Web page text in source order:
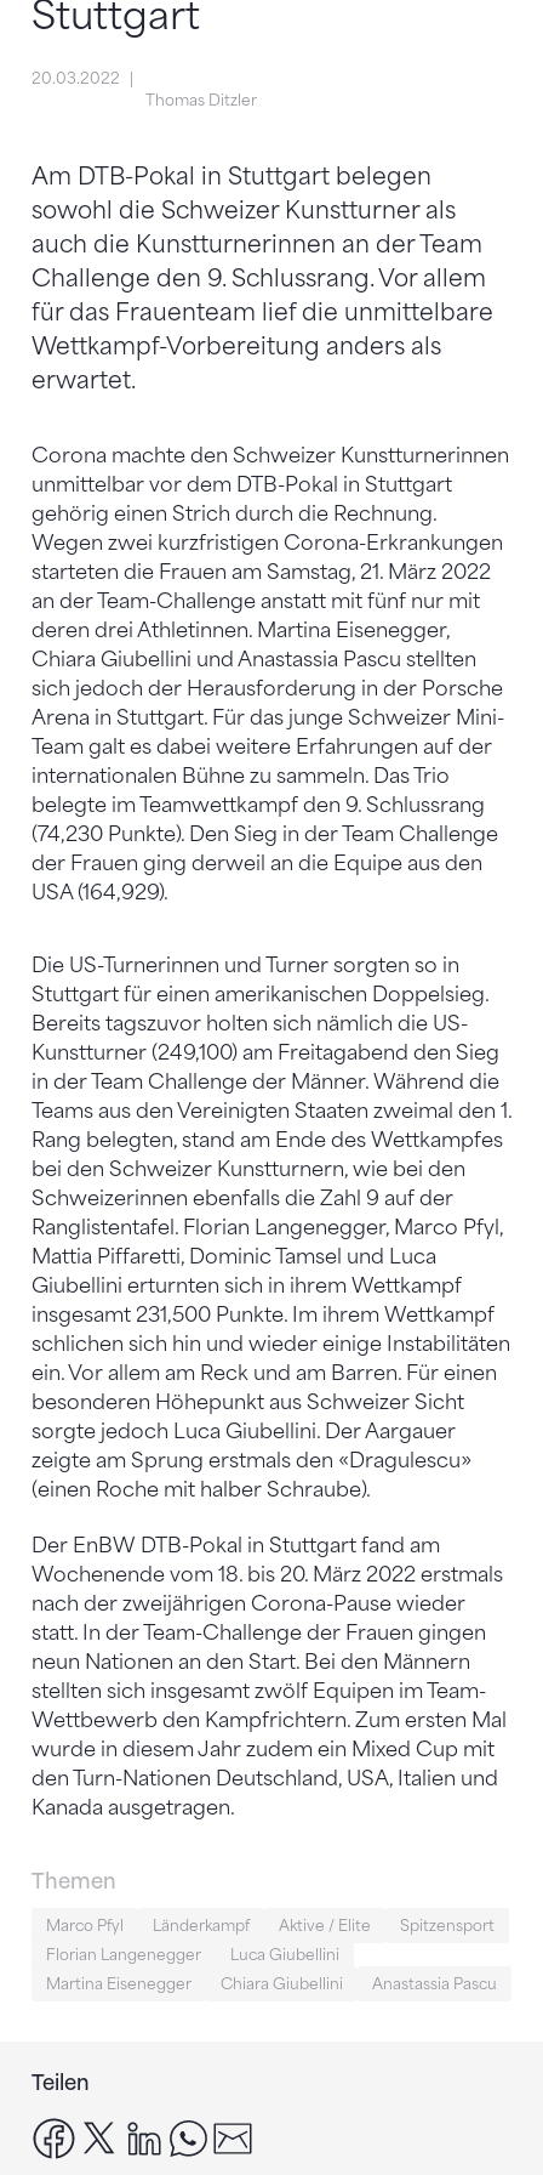
Stuttgart
20.03.2022
Thomas Ditzler
Am DTB-Pokal in Stuttgart belegen
sowohl die Schweizer Kunstturner als
auch die Kunstturnerinnen an der Team
Challenge den 9. Schlussrang. Vor allem
für das Frauenteam lief die unmittelbare
Wettkampf-Vorbereitung anders als
erwartet.
Corona machte den Schweizer Kunstturnerinnen
unmittelbar vor dem DTB-Pokal in Stuttgart
gehörig einen Strich durch die Rechnung.
Wegen zwei kurzfristigen Corona-Erkrankungen
starteten die Frauen am Samstag, 21. März 2022
an der Team-Challenge anstatt mit fünf nur mit
deren drei Athletinnen. Martina Eisenegger,
Chiara Giubellini und Anastassia Pascu stellten
sich jedoch der Herausforderung in der Porsche
Arena in Stuttgart. Für das junge Schweizer Mini-
Team galt es dabei weitere Erfahrungen auf der
internationalen Bühne zu sammeln. Das Trio
belegte im Teamwettkampf den 9. Schlussrang
(74,230 Punkte). Den Sieg in der Team Challenge
der Frauen ging derweil an die Equipe aus den
USA (164,929).
Die US-Turnerinnen und Turner sorgten so in
Stuttgart für einen amerikanischen Doppelsieg.
Bereits tagszuvor holten sich nämlich die US-
Kunstturner (249,100) am Freitagabend den Sieg
in der Team Challenge der Männer. Während die
Teams aus den Vereinigten Staaten zweimal den 1.
Rang belegten, stand am Ende des Wettkampfes
bei den Schweizer Kunstturnern, wie bei den
Schweizerinnen ebenfalls die Zahl 9 auf der
Ranglistentafel. Florian Langenegger, Marco Pfyl,
Mattia Piffaretti, Dominic Tamsel und Luca
Giubellini erturnten sich in ihrem Wettkampf
insgesamt 231,500 Punkte. Im ihrem Wettkampf
schlichen sich hin und wieder einige Instabilitäten
ein. Vor allem am Reck und am Barren. Für einen
besonderen Höhepunkt aus Schweizer Sicht
sorgte jedoch Luca Giubellini. Der Aargauer
zeigte am Sprung erstmals den «Dragulescu»
(einen Roche mit halber Schraube).
Der EnBW DTB-Pokal in Stuttgart fand am
Wochenende vom 18. bis 20. März 2022 erstmals
nach der zweijährigen Corona-Pause wieder
statt. In der Team-Challenge der Frauen gingen
neun Nationen an den Start. Bei den Männern
stellten sich insgesamt zwölf Equipen im Team-
Wettbewerb den Kampfrichtern. Zum ersten Mal
wurde in diesem Jahr zudem ein Mixed Cup mit
den Turn-Nationen Deutschland, USA, Italien und
Kanada ausgetragen.
Themen
Marco Pfyl Länderkampf Aktive / Elite
Spitzensport
Florian Langenegger
Luca Giubellini
Martina Eisenegger
Chiara Giubellini Anastassia Pascu
Teilen
facebook
x linkedinwhatsapp